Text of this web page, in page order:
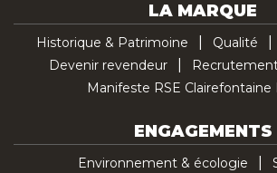
LA MARQUE
Historique & Patrimoine Qualité
Devenir revendeur
Manifeste RSE Clairefontaine
ENGAGEMENTS
Environnement & écologie